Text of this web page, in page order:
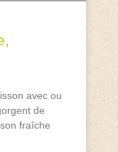
avec ou
de
fraîche